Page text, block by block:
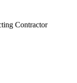
Contractor